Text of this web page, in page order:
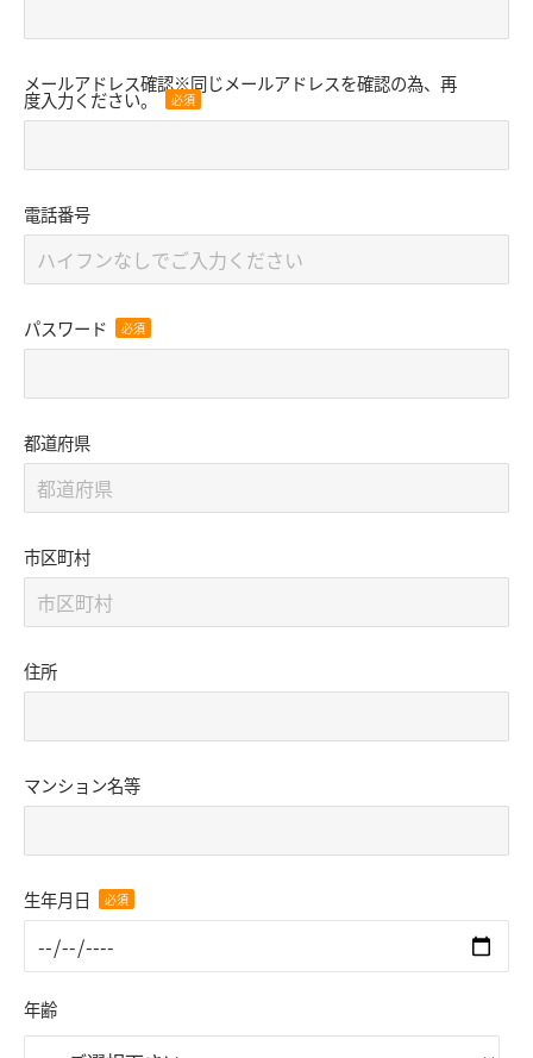
メールアドレス確認※同じメールアドレスを確認の為、再
度入力ください。
電話番号
パスワード
都道府県
市区町村
住所
マンション名等
生年月日
年齢